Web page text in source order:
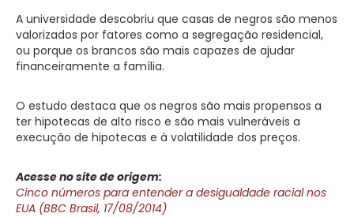
A universidade descobriu que casas de negros são menos
valorizados por fatores como a segregação residencial,
ou porque os brancos são mais capazes de ajudar
financeiramente a família.
O estudo destaca que os negros são mais propensos a
ter hipotecas de alto risco e são mais vulneráveis a
execução de hipotecas e à volatilidade dos preços.
Acesse no site de origem:
Cinco números para entender a desigualdade racial nos
EUA (BBC Brasil, 17/08/2014)